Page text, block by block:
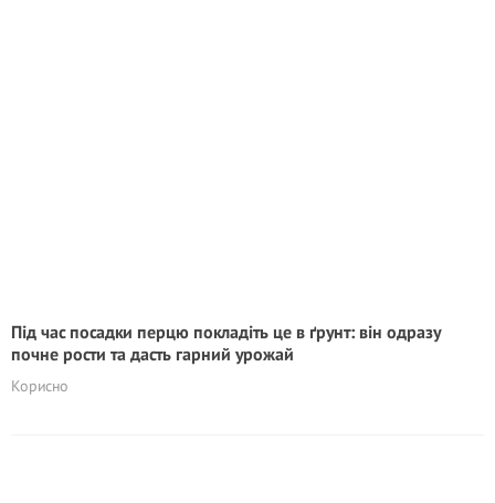
Під час посадки перцю покладіть це в ґрунт: він одразу
почне рости та дасть гарний урожай
Корисно